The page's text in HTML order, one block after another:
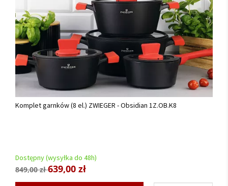
Komplet garnków (8 el.) ZWIEGER - Obsidian 1Z.OB.K8
Dostępny (wysyłka do 48h)
849,00 zł639,00 zł